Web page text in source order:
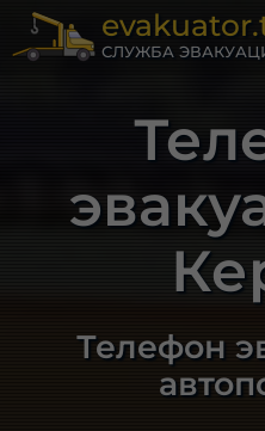
СЛУЖБА
Телефон